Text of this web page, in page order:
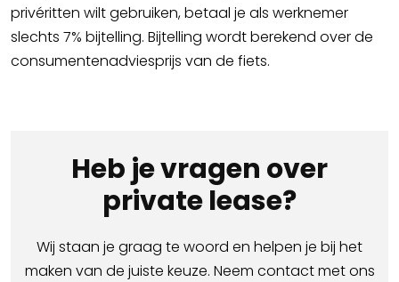
privéritten wilt gebruiken, betaal je als werknemer
slechts 7% bijtelling. Bijtelling wordt berekend over de
consumentenadviesprijs van de fiets.
Heb je vragen over
private lease?
Wij staan je graag te woord en helpen je bij het
maken van de juiste keuze. Neem contact met ons